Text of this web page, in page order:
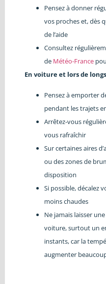
Pensez à donner
vos proches et, dès
de l’aide
Consultez
de Météo-France
En voiture et lors de
Pensez à emporter
pendant les trajets
Arrêtez-vous
vous rafraîchir
Sur certaines aires
ou des zones de
disposition
Si possible, décalez
moins chaudes
Ne jamais laisser
voiture, surtout un
instants, car la
augmenter